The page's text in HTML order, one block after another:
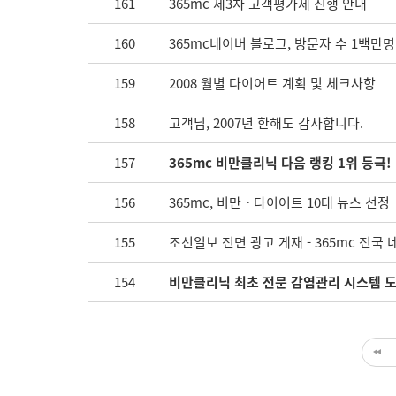
160 365mc네이버 블로그, 방문자 수 1백만
159 2008 월별 다이어트 계획 및 체크사항
158 고객님, 2007년 한해도 감사합니다.
157 365mc 비만클리닉 다음 랭킹 1위 등극!
156 365mc, 비만ㆍ다이어트 10대 뉴스 선정
155 조선일보 전면 광고 게재 - 365mc 전국
154 비만클리닉 최초 전문 감염관리 시스템